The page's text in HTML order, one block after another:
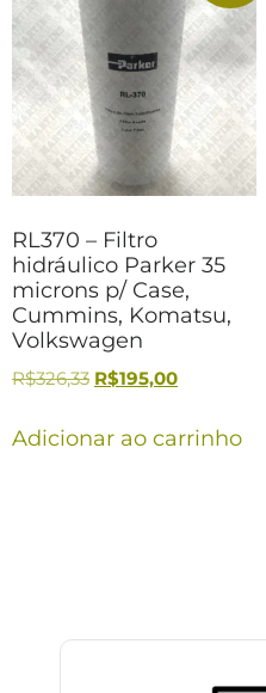
RL370 – Filtro
hidráulico Parker 35
microns p/ Case,
Cummins, Komatsu,
Volkswagen
R$326,33 R$195,00
Adicionar ao carrinho